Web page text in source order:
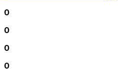
0
0
0
0